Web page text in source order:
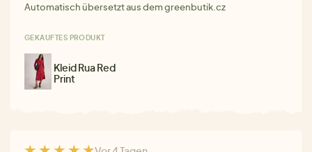
Automatisch übersetzt aus dem greenbutik.cz
GEKAUFTES PRODUKT
Kleid Rua Red
Print